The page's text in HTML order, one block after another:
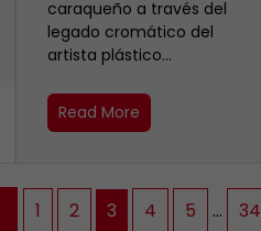
caraqueño a través del
legado cromático del
artista plástico…
Read More
1 2 3 4 5 … 34